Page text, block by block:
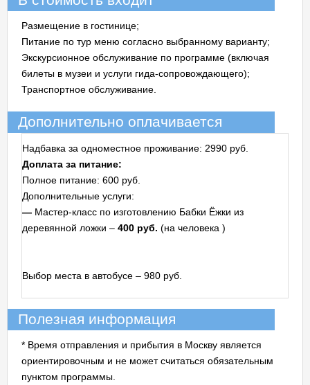
Размещение в гостинице;
Питание по тур меню согласно выбранному варианту;
Экскурсионное обслуживание по программе (включая
билеты в музеи и услуги гида-сопровождающего);
Транспортное обслуживание.
Дополнительно оплачивается
Надбавка за одноместное проживание: 2990 руб.
Доплата за питание:
Полное питание: 600 руб.
Дополнительные услуги:
— Мастер-класс по изготовлению Бабки Ёжки из
деревянной ложки – 400 руб. (на человека )
Выбор места в автобусе – 980 руб.
Полезная информация
* Время отправления и прибытия в Москву является
ориентировочным и не может считаться обязательным
пунктом программы.